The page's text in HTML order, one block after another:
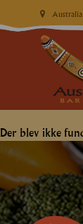
Der blev ikke